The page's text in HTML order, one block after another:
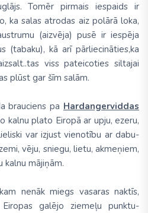
Tomēr pirmais iespaids ir
ka salas atrodas aiz polārā loka,
(aizvēja) pusē ir iespēja
(tabaku), kā arī pārliecināties,ka
viss pateicoties siltajai
plūst gar šīm salām.
brauciens pa Hardangerviddas
kalnu plato Eiropā ar upju, ezeru,
var izjust vienotību ar dabu-
vēju, sniegu, lietu, akmeņiem,
kalnu mājiņām.
nenāk miegs vasaras naktīs,
galējo ziemeļu punktu-